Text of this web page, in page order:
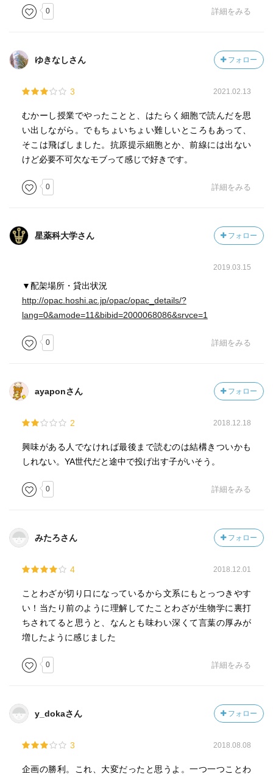
ル？ トンビがタカを生む？ (岩波ジュニア新書)』杉本 正
信著
「藪蛇──ヘビの生態 やらなくてもよいのに余計なことを
して、かえって災いを受けることのたとえです。わざわざ
ということに由来します。 ヘビは有鱗目ヘビ亜目に含ま
類は互いに類縁関係にあって、有鱗目を構成します。動き
は、体を左右に波動させるヘビ特有の蛇行運動によります
が、また、肋骨を地面などにおしつけながら起伏させるこ
とでもおこなわれます。腹板はキャタピラのような役割を
果たしています。ヘビの視覚は劣り、聴覚もほとんどない
のですが、嗅覚は鋭敏です。 モグラやネズミを食べるた
化した四肢が退化したようです。いずれにしてもヘビはじ
っとひそんで獲物をとるので、やぶをつつきまわしたりし
—『生物学の基礎はことわざにあり カエルの子はカエ
ル？ トンビがタカを生む？ (岩波ジュニア新書)』杉本 正
ということです。 江戸時代の本草学者（薬用に重点を置
いた植物などの自然物の学者）で儒学者でもあった貝原益
年）には、次のような「満腹をさける」という項目があり
ます。「珍美な食べ物にむかってもほどほどでやめるのが
ならない。また最初から慎しめば、あとの禍はないのであ
—『生物学の基礎はことわざにあり カエルの子はカエ
ル？ トンビがタカを生む？ (岩波ジュニア新書)』杉本 正
「病は口から入り、禍は口から出る──全身への影響 この
ことわざの意は、病気は食べ物を通してかかり、災難は自
分の話す言葉によって起こるものだということです。失言
が命取りになることがある政治家にとっては、とくに心に
六五〜四二〇年）の『傅子』（付録）に出典が求められ、
—『生物学の基礎はことわざにあり カエルの子はカエ
実は、ある海外の研究では「脳に存在しているセロトニン
という物質は腸にも存在し、しかも体内のセロトニンの九
告されています。即ち、腸は脳と深い関係性をもつ、いわ
ば「第二の脳」とも呼べる存在だと言います。もちろん、
いなかったはずです。先人たちは、日常の経験と知恵か
ら、現代科学がようやく明らかにした成果を“先取り”してい
たと言えるでしょう。
【POINT②】「攻撃は最大の防御」――なぜ、エイズウイ
人類は様々なウイルスの脅威にさらされていますが、中
でも「エイズウイルス」は強力です。このウイルスが厄介
ち、エイズウイルスが侵入すると、ウイルスを撃退する免
疫システムの“主役”を担う「ヘルパーT細胞」を真っ先に攻
で、自らの生き残りを図っているのです。しかも、このウ
イルスは不安定で容易に変異を起こすため、有効なワクチ
ンを開発することが非常に難しいと言います。このよう
に、“ことわざ”でイメージをつかむことで、難解なウイルス
物事の因果関係や順序が分からない時に「鶏が先か卵が
先か」という表現を用います。ただ、この“ことわざ”は、ま
さに「生命の誕生」を考える上で重要な問いかけとなりま
最初の生命体は「自己増殖が可能な分子」から成り立って
いたと言います。こうした単細胞生物が多細胞生物への進
の受精卵から新たな個体が生まれることになります。即
分析してみるのも面白いのではないでしょうか。
本書が面白いのは、国語で学習する“ことわざ”と理科で学
組み合わせにも見えますが、複雑な生物の仕組みを理解す
る上で“ことわざ”は分かりやすいイメージを与えてくれます
し、生物学的な視点から“ことわざ”を考えることで、実は非
常に理に適った表現であることが分かったりします。国語
い一冊です。
0 詳細をみる
ゆきなしさん フォロー
3 2021.02.13
むかーし授業でやったことと、はたらく細胞で読んだを思
い出しながら。でもちょいちょい難しいところもあって、
そこは飛ばしました。抗原提示細胞とか、前線には出ない
けど必要不可欠なモブって感じで好きです。
0 詳細をみる
星薬科大学さん フォロー
2019.03.15
▼配架場所・貸出状況
http://opac.hoshi.ac.jp/opac/opac_details/?
lang=0&amode=11&bibid=2000068086&srvce=1
0 詳細をみる
ayaponさん フォロー
2 2018.12.18
興味がある人でなければ最後まで読むのは結構きついかも
しれない。YA世代だと途中で投げ出す子がいそう。
0 詳細をみる
みたろさん フォロー
4 2018.12.01
ことわざが切り口になっているから文系にもとっつきやす
い！当たり前のように理解してたことわざが生物学に裏打
ちされてると思うと、なんとも味わい深くて言葉の厚みが
増したように感じました
0 詳細をみる
y_dokaさん フォロー
3 2018.08.08
企画の勝利。これ、大変だったと思うよ。一つ一つことわ